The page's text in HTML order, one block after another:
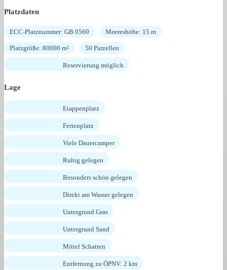
Platzdaten
ECC-Platznummer: GB 0560 Meereshöhe: 15 m
Platzgröße: 80000 m² 50 Parzellen
Reservierung möglich
Lage
Etappenplatz
Ferienplatz
Viele Dauercamper
Ruhig gelegen
Besonders schön gelegen
Direkt am Wasser gelegen
Untergrund Gras
Untergrund Sand
Mittel Schatten
Entfernung zu ÖPNV: 2 km